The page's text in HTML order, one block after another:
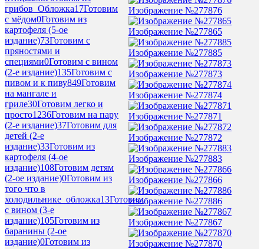
грибов_Обложка17Готовим
с мёдом0Готовим из
картофеля (5-ое
издание)73Готовим с
пряностями и
специями0Готовим с вином
(2-е издание)135Готовим с
пивом и к пиву849Готовим
на мангале и
гриле30Готовим легко и
просто1236Готовим на пару
(2-е издание)37Готовим для
детей (2-е
издание)33Готовим из
картофеля (4-ое
издание)108Готовим детям
(2-ое издание)0Готовим из
того что в
холодильнике_обложка13Готовим
с вином (3-е
издание)105Готовим из
баранины (2-ое
издание)0Готовим из
Изображение №277876
Изображение №277865
Изображение №277885
Изображение №277873
Изображение №277874
Изображение №277871
Изображение №277872
Изображение №277883
Изображение №277866
Изображение №277886
Изображение №277867
Изображение №277870